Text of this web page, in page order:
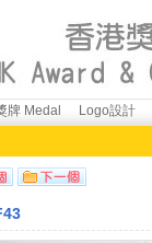
牌 Medal Logo設計